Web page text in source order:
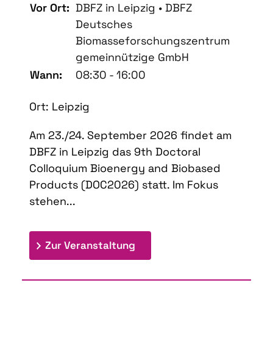
Vor Ort: DBFZ in Leipzig • DBFZ
Deutsches
Biomasseforschungszentrum
gemeinnützige GmbH
Wann:
08:30 - 16:00
Ort: Leipzig
Am 23./24. September 2026 findet am
DBFZ in Leipzig das 9th Doctoral
Colloquium Bioenergy and Biobased
Products (DOC2026) statt. Im Fokus
stehen...
Zur Veranstaltung